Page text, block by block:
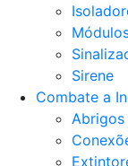
Sirene
Combate a
Abrigos